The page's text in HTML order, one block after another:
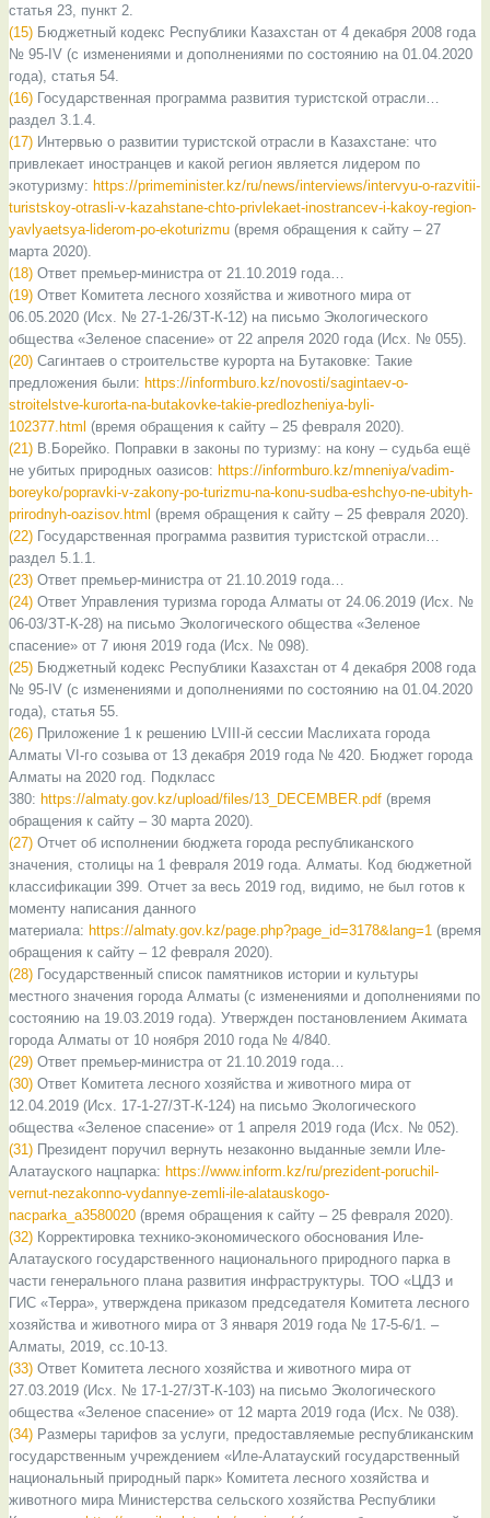
статья 23, пункт 2.
(15) Бюджетный кодекс Республики Казахстан от 4 декабря 2008 года
№ 95-IV (с изменениями и дополнениями по состоянию на 01.04.2020
года), статья 54.
(16) Государственная программа развития туристской отрасли…
раздел 3.1.4.
(17) Интервью о развитии туристской отрасли в Казахстане: что
привлекает иностранцев и какой регион является лидером по
экотуризму: https://primeminister.kz/ru/news/interviews/intervyu-o-razvitii-
turistskoy-otrasli-v-kazahstane-chto-privlekaet-inostrancev-i-kakoy-region-
yavlyaetsya-liderom-po-ekoturizmu (время обращения к сайту – 27
марта 2020).
(18) Ответ премьер-министра от 21.10.2019 года…
(19) Ответ Комитета лесного хозяйства и животного мира от
06.05.2020 (Исх. № 27-1-26/ЗТ-К-12) на письмо Экологического
общества «Зеленое спасение» от 22 апреля 2020 года (Исх. № 055).
(20) Сагинтаев о строительстве курорта на Бутаковке: Такие
предложения были: https://informburo.kz/novosti/sagintaev-o-
stroitelstve-kurorta-na-butakovke-takie-predlozheniya-byli-
102377.html (время обращения к сайту – 25 февраля 2020).
(21) В.Борейко. Поправки в законы по туризму: на кону – судьба ещё
не убитых природных оазисов: https://informburo.kz/mneniya/vadim-
boreyko/popravki-v-zakony-po-turizmu-na-konu-sudba-eshchyo-ne-ubityh-
prirodnyh-oazisov.html (время обращения к сайту – 25 февраля 2020).
(22) Государственная программа развития туристской отрасли…
раздел 5.1.1.
(23) Ответ премьер-министра от 21.10.2019 года…
(24) Ответ Управления туризма города Алматы от 24.06.2019 (Исх. №
06-03/ЗТ-К-28) на письмо Экологического общества «Зеленое
спасение» от 7 июня 2019 года (Исх. № 098).
(25) Бюджетный кодекс Республики Казахстан от 4 декабря 2008 года
№ 95-IV (с изменениями и дополнениями по состоянию на 01.04.2020
года), статья 55.
(26) Приложение 1 к решению LVIII-й сессии Маслихата города
Алматы VI-го созыва от 13 декабря 2019 года № 420. Бюджет города
Алматы на 2020 год. Подкласс
380: https://almaty.gov.kz/upload/files/13_DECEMBER.pdf (время
обращения к сайту – 30 марта 2020).
(27) Отчет об исполнении бюджета города республиканского
значения, столицы на 1 февраля 2019 года. Алматы. Код бюджетной
классификации 399. Отчет за весь 2019 год, видимо, не был готов к
моменту написания данного
материала: https://almaty.gov.kz/page.php?page_id=3178&lang=1 (время
обращения к сайту – 12 февраля 2020).
(28) Государственный список памятников истории и культуры
местного значения города Алматы (с изменениями и дополнениями по
состоянию на 19.03.2019 года). Утвержден постановлением Акимата
города Алматы от 10 ноября 2010 года № 4/840.
(29) Ответ премьер-министра от 21.10.2019 года…
(30) Ответ Комитета лесного хозяйства и животного мира от
12.04.2019 (Исх. 17-1-27/ЗТ-К-124) на письмо Экологического
общества «Зеленое спасение» от 1 апреля 2019 года (Исх. № 052).
(31) Президент поручил вернуть незаконно выданные земли Иле-
Алатауского нацпарка: https://www.inform.kz/ru/prezident-poruchil-
vernut-nezakonno-vydannye-zemli-ile-alatauskogo-
nacparka_a3580020 (время обращения к сайту – 25 февраля 2020).
(32) Корректировка технико-экономического обоснования Иле-
Алатауского государственного национального природного парка в
части генерального плана развития инфраструктуры. ТОО «ЦДЗ и
ГИС «Терра», утверждена приказом председателя Комитета лесного
хозяйства и животного мира от 3 января 2019 года № 17-5-6/1. –
Алматы, 2019, сс.10-13.
(33) Ответ Комитета лесного хозяйства и животного мира от
27.03.2019 (Исх. № 17-1-27/ЗТ-К-103) на письмо Экологического
общества «Зеленое спасение» от 12 марта 2019 года (Исх. № 038).
(34) Размеры тарифов за услуги, предоставляемые республиканским
государственным учреждением «Иле-Алатауский государственный
национальный природный парк» Комитета лесного хозяйства и
животного мира Министерства сельского хозяйства Республики